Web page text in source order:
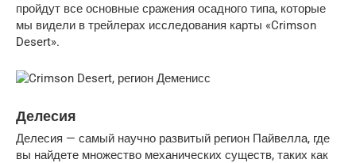
пройдут все основные сражения осадного типа, которые
мы видели в трейлерах исследования карты «Crimson
Desert».
Делесия
Делесия — самый научно развитый регион Пайвелла, где
вы найдете множество механических существ, таких как